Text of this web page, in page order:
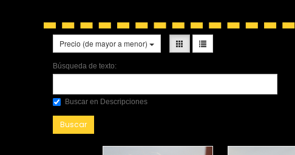
Precio (de mayor a menor)
Búsqueda de texto:
Buscar en Descripciones
Buscar